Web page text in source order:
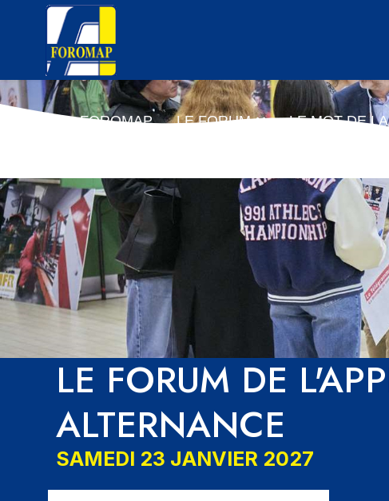
FOROMAP LE FORUM LE MOT DE
LE FORUM DE
ALTERNANCE
SAMEDI 23 JANVIER 2027